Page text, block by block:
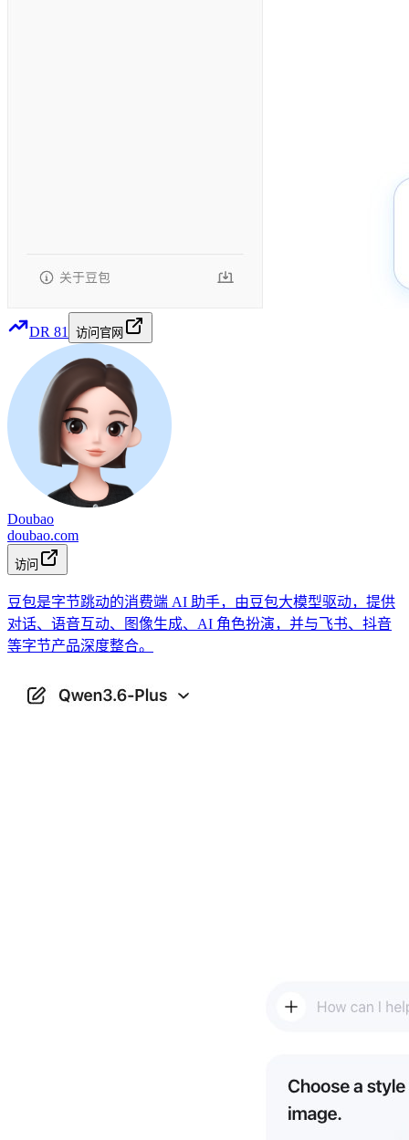
DR 81 访问官网
Doubao
doubao.com
访问
豆包是字节跳动的消费端 AI 助手，由豆包大模型驱动，提供
对话、语音互动、图像生成、AI 角色扮演，并与飞书、抖音
等字节产品深度整合。